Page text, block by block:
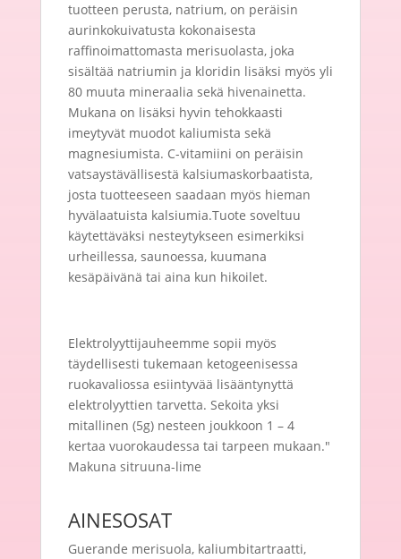
tuotteen perusta, natrium, on peräisin
aurinkokuivatusta kokonaisesta
raffinoimattomasta merisuolasta, joka
sisältää natriumin ja kloridin lisäksi myös yli
80 muuta mineraalia sekä hivenainetta.
Mukana on lisäksi hyvin tehokkaasti
imeytyvät muodot kaliumista sekä
magnesiumista. C-vitamiini on peräisin
vatsaystävällisestä kalsiumaskorbaatista,
josta tuotteeseen saadaan myös hieman
hyvälaatuista kalsiumia.Tuote soveltuu
käytettäväksi nesteytykseen esimerkiksi
urheillessa, saunoessa, kuumana
kesäpäivänä tai aina kun hikoilet.
Elektrolyyttijauheemme sopii myös
täydellisesti tukemaan ketogeenisessa
ruokavaliossa esiintyvää lisääntynyttä
elektrolyyttien tarvetta. Sekoita yksi
mitallinen (5g) nesteen joukkoon 1 – 4
kertaa vuorokaudessa tai tarpeen mukaan."
Makuna sitruuna-lime
AINESOSAT
Guerande merisuola, kaliumbitartraatti,